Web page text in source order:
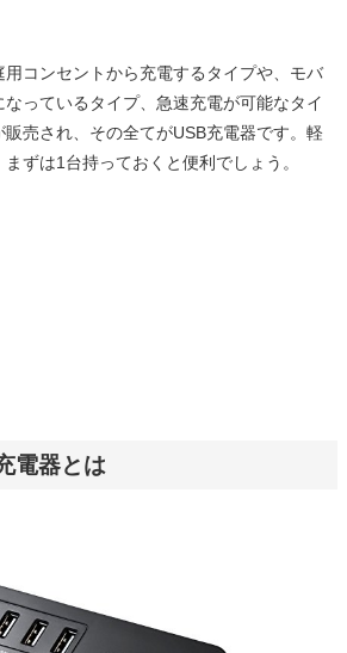
用コンセントから充電するタイプや、モバ
っているタイプ、急速充電が可能なタイ
売され、その全てがUSB充電器です。軽
ずは1台持っておくと便利でしょう。
電器とは